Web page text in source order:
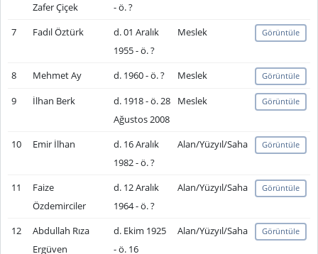
Zafer Çiçek
- ö. ?
7 Fadıl Öztürk
d. 01 Aralık
1955 - ö. ?
Meslek Görüntüle
8 Mehmet Ay d. 1960 - ö. ? Meslek Görüntüle
9 İlhan Berk
d. 1918 - ö. 28
Ağustos 2008
Meslek Görüntüle
10 Emir İlhan
d. 16 Aralık
1982 - ö. ?
Alan/Yüzyıl/Saha Görüntüle
11
Faize
Özdemirciler
d. 12 Aralık
1964 - ö. ?
Alan/Yüzyıl/Saha Görüntüle
12
Abdullah Rıza
Ergüven
d. Ekim 1925
- ö. 16
Alan/Yüzyıl/Saha Görüntüle